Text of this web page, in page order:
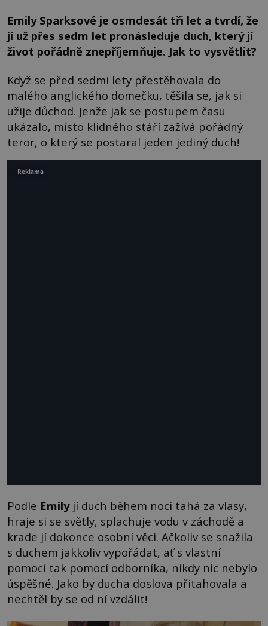
Emily Sparksové je osmdesát tři let a tvrdí, že
jí už přes sedm let pronásleduje duch, který jí
život pořádně znepříjemňuje. Jak to vysvětlit?
Když se před sedmi lety přestěhovala do
malého anglického domečku, těšila se, jak si
užije důchod. Jenže jak se postupem času
ukázalo, místo klidného stáří zažívá pořádný
teror, o který se postaral jeden jediný duch!
Podle Emilyjí duch během noci tahá za vlasy,
hraje si se světly, splachuje vodu v záchodě a
krade jí dokonce osobní věci. Ačkoliv se snažila
s duchem jakkoliv vypořádat, ať s vlastní
pomocí tak pomocí odborníka, nikdy nic nebylo
úspěšné. Jako by ducha doslova přitahovala a
nechtěl by se od ní vzdálit!
Reklama